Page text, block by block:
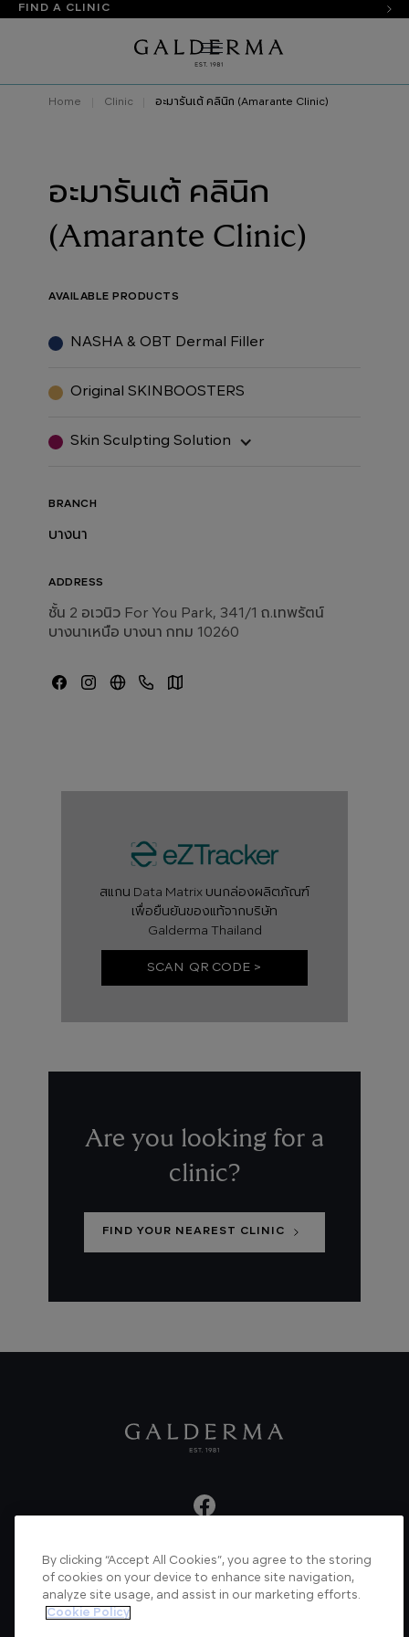
FIND A CLINIC
Home Clinic อะมารันเต้ คลินิก (Amarante Clinic)
อะมารันเต้ คลินิก
(Amarante Clinic)
AVAILABLE PRODUCTS
NASHA & OBT Dermal Filler
Original SKINBOOSTERS
Skin Sculpting Solution
BRANCH
บางนา
ADDRESS
ชั้น 2 อเวนิว For You Park, 341/1 ถ.เทพรัตน์
บางนาเหนือ บางนา กทม 10260
สแกน Data Matrix บนกล่องผลิตภัณฑ์
เพื่อยืนยันของแท้จากบริษัท
Galderma Thailand
SCAN QR CODE >
Are you looking for a
clinic?
FIND YOUR NEAREST CLINIC
About us Articles News Videos
Verified Certificate Contact us
By clicking “Accept All Cookies”, you agree to the storing
of cookies on your device to enhance site navigation,
analyze site usage, and assist in our marketing efforts.
Cookie Policy